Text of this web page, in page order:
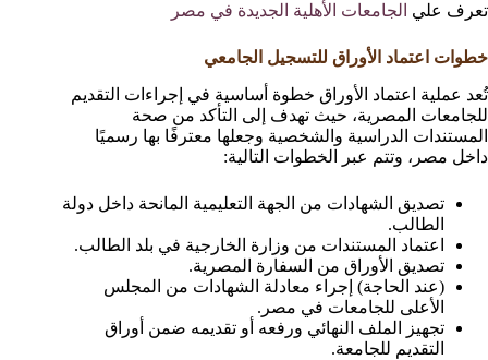
تعرف علي الجامعات الأهلية الجديدة في مصر
خطوات اعتماد الأوراق للتسجيل الجامعي
تُعد عملية اعتماد الأوراق خطوة أساسية في إجراءات التقديم
للجامعات المصرية، حيث تهدف إلى التأكد من صحة
المستندات الدراسية والشخصية وجعلها معترفًا بها رسميًا
داخل مصر، وتتم عبر الخطوات التالية:
تصديق الشهادات من الجهة التعليمية المانحة داخل دولة
الطالب.
اعتماد المستندات من وزارة الخارجية في بلد الطالب.
تصديق الأوراق من السفارة المصرية.
(عند الحاجة) إجراء معادلة الشهادات من المجلس
الأعلى للجامعات في مصر.
تجهيز الملف النهائي ورفعه أو تقديمه ضمن أوراق
التقديم للجامعة.